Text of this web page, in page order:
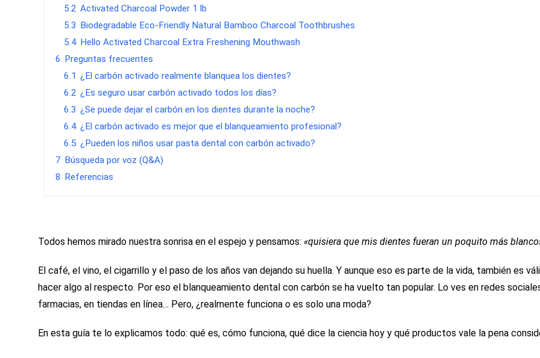
5.2 Activated Charcoal Powder 1 lb
5.3 Biodegradable Eco-Friendly Natural Bamboo Charcoal Toothbrushes
5.4 Hello Activated Charcoal Extra Freshening Mouthwash
6 Preguntas frecuentes
6.1 ¿El carbón activado realmente blanquea los dientes?
6.2 ¿Es seguro usar carbón activado todos los días?
6.3 ¿Se puede dejar el carbón en los dientes durante la noche?
6.4 ¿El carbón activado es mejor que el blanqueamiento profesional?
6.5 ¿Pueden los niños usar pasta dental con carbón activado?
7 Búsqueda por voz (Q&A)
8 Referencias
Todos hemos mirado nuestra sonrisa en el espejo y pensamos:«quisiera que mis dientes fueran un poquito más
El café, el vino, el cigarrillo y el paso de los años van dejando su huella. Y aunque eso es parte de la vida, también es
hacer algo al respecto. Por eso el blanqueamiento dental con carbón se ha vuelto tan popular. Lo ves en redes
farmacias, en tiendas en línea… Pero, ¿realmente funciona o es solo una moda?
En esta guía te lo explicamos todo: qué es, cómo funciona, qué dice la ciencia hoy y qué productos vale la pena